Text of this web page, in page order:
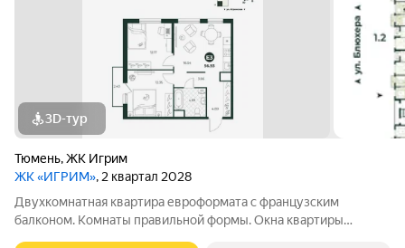
3D-тур
Тюмень,ЖК Игрим
ЖК «ИГРИМ», 2 квартал 2028
Двухкомнатная квартира евроформата с французским
балконом. Комнаты правильной формы. Окна квартиры